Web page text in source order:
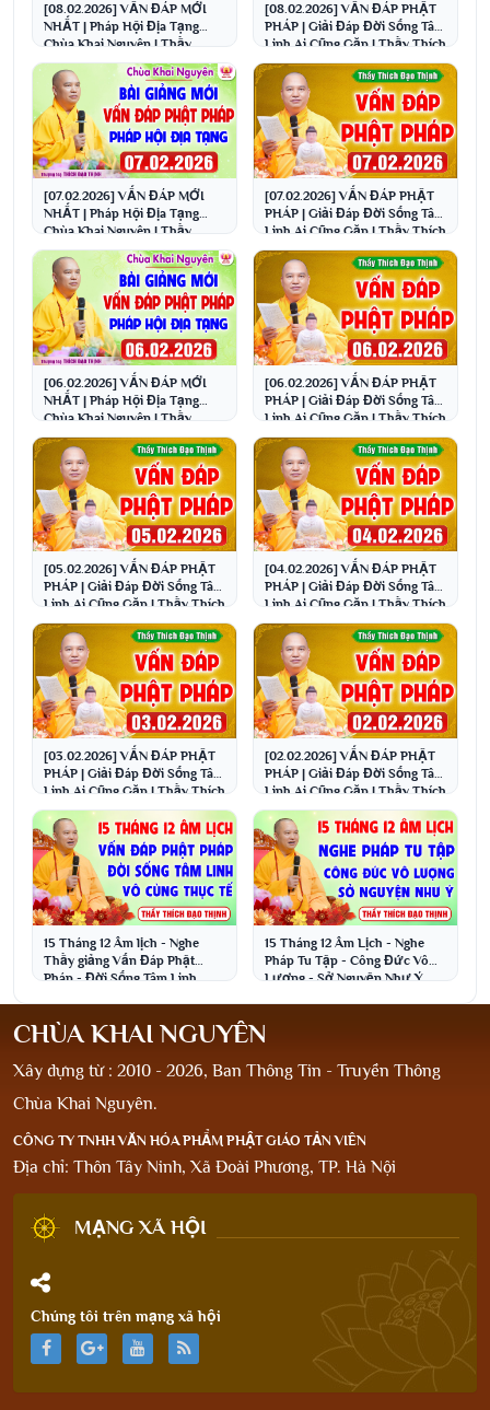
[08.02.2026] VẤN ĐÁP MỚI
NHẤT | Pháp Hội Địa Tạng
Chùa Khai Nguyên | Thầy
Thích Đạo Thịnh
[08.02.2026] VẤN ĐÁP PHẬT
PHÁP | Giải Đáp Đời Sống Tâm
Linh Ai Cũng Gặp | Thầy Thích
Đạo Thịnh
[07.02.2026] VẤN ĐÁP MỚI
NHẤT | Pháp Hội Địa Tạng
Chùa Khai Nguyên | Thầy
Thích Đạo Thịnh
[07.02.2026] VẤN ĐÁP PHẬT
PHÁP | Giải Đáp Đời Sống Tâm
Linh Ai Cũng Gặp | Thầy Thích
Đạo Thịnh
[06.02.2026] VẤN ĐÁP MỚI
NHẤT | Pháp Hội Địa Tạng
Chùa Khai Nguyên | Thầy
Thích Đạo Thịnh
[06.02.2026] VẤN ĐÁP PHẬT
PHÁP | Giải Đáp Đời Sống Tâm
Linh Ai Cũng Gặp | Thầy Thích
Đạo Thịnh
[05.02.2026] VẤN ĐÁP PHẬT
PHÁP | Giải Đáp Đời Sống Tâm
Linh Ai Cũng Gặp | Thầy Thích
Đạo Thịnh
[04.02.2026] VẤN ĐÁP PHẬT
PHÁP | Giải Đáp Đời Sống Tâm
Linh Ai Cũng Gặp | Thầy Thích
Đạo Thịnh
[03.02.2026] VẤN ĐÁP PHẬT
PHÁP | Giải Đáp Đời Sống Tâm
Linh Ai Cũng Gặp | Thầy Thích
Đạo Thịnh
[02.02.2026] VẤN ĐÁP PHẬT
PHÁP | Giải Đáp Đời Sống Tâm
Linh Ai Cũng Gặp | Thầy Thích
Đạo Thịnh
15 Tháng 12 Âm lịch - Nghe
Thầy giảng Vấn Đáp Phật
Pháp - Đời Sống Tâm Linh
15 Tháng 12 Âm Lịch - Nghe
Pháp Tu Tập - Công Đức Vô
Lượng - Sở Nguyện Như Ý
CHÙA KHAI NGUYÊN
Xây dựng từ : 2010 - 2026, Ban Thông Tin - Truyền Thông
Chùa Khai Nguyên.
CÔNG TY TNHH VĂN HÓA PHẨM PHẬT GIÁO TẢN VIÊN
Địa chỉ: Thôn Tây Ninh, Xã Đoài Phương, TP. Hà Nội
MẠNG XÃ HỘI
Chúng tôi trên mạng xã hội